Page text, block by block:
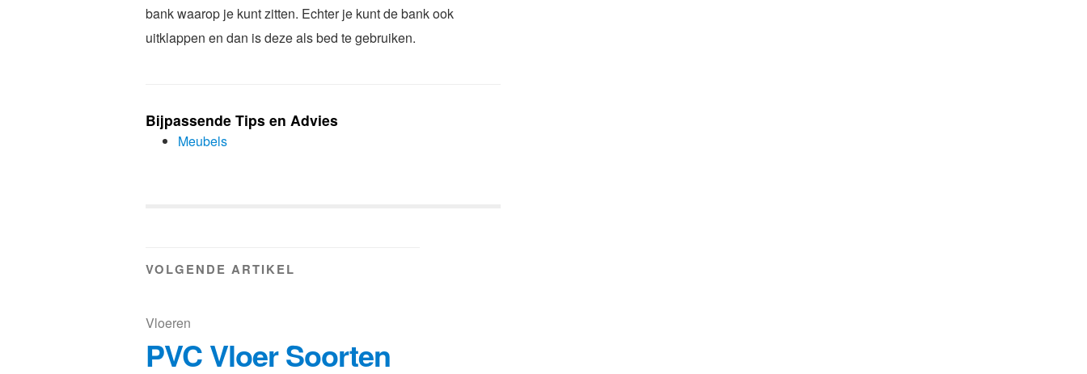
bank waarop je kunt zitten. Echter je kunt de bank ook
uitklappen en dan is deze als bed te gebruiken.
Bijpassende Tips en Advies
Meubels
VOLGENDE ARTIKEL
Vloeren
PVC Vloer Soorten